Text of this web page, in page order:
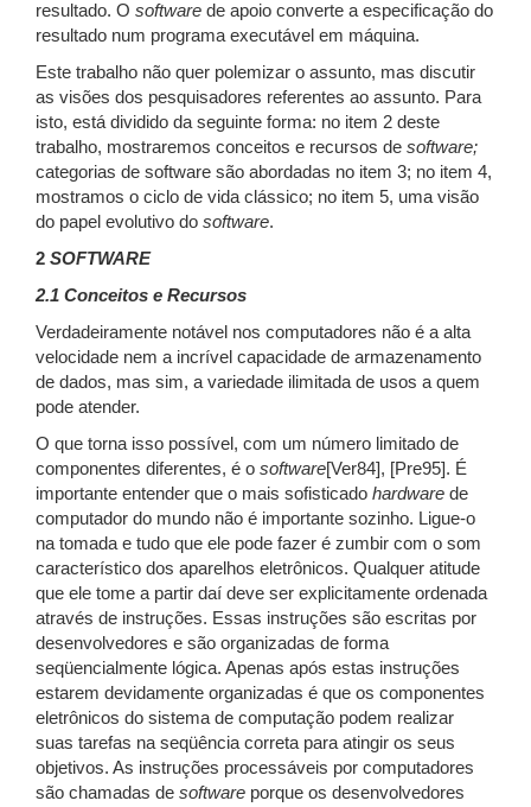
resultado. O software de apoio converte a especificação do
resultado num programa executável em máquina.
Este trabalho não quer polemizar o assunto, mas discutir
as visões dos pesquisadores referentes ao assunto. Para
isto, está dividido da seguinte forma: no item 2 deste
trabalho, mostraremos conceitos e recursos de software;
categorias de software são abordadas no item 3; no item 4,
mostramos o ciclo de vida clássico; no item 5, uma visão
do papel evolutivo do software.
2 SOFTWARE
2.1 Conceitos e Recursos
Verdadeiramente notável nos computadores não é a alta
velocidade nem a incrível capacidade de armazenamento
de dados, mas sim, a variedade ilimitada de usos a quem
pode atender.
O que torna isso possível, com um número limitado de
componentes diferentes, é o software[Ver84], [Pre95]. É
importante entender que o mais sofisticado hardware de
computador do mundo não é importante sozinho. Ligue-o
na tomada e tudo que ele pode fazer é zumbir com o som
característico dos aparelhos eletrônicos. Qualquer atitude
que ele tome a partir daí deve ser explicitamente ordenada
através de instruções. Essas instruções são escritas por
desenvolvedores e são organizadas de forma
seqüencialmente lógica. Apenas após estas instruções
estarem devidamente organizadas é que os componentes
eletrônicos do sistema de computação podem realizar
suas tarefas na seqüência correta para atingir os seus
objetivos. As instruções processáveis por computadores
são chamadas de software porque os desenvolvedores